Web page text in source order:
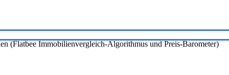
(Flatbee Immobilienvergleich-Algorithmus und Preis-Barometer)